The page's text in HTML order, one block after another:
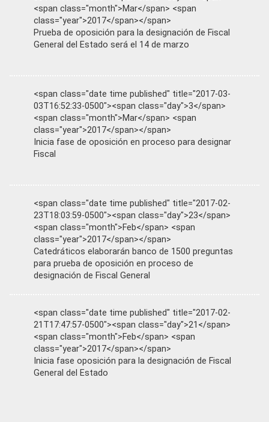
<span class="month">Mar</span> <span
class="year">2017</span></span>
Prueba de oposición para la designación de Fiscal
General del Estado será el 14 de marzo
<span class="date time published" title="2017-03-
03T16:52:33-0500"><span class="day">3</span>
<span class="month">Mar</span> <span
class="year">2017</span></span>
Inicia fase de oposición en proceso para designar
Fiscal
<span class="date time published" title="2017-02-
23T18:03:59-0500"><span class="day">23</span>
<span class="month">Feb</span> <span
class="year">2017</span></span>
Catedráticos elaborarán banco de 1500 preguntas
para prueba de oposición en proceso de
designación de Fiscal General
<span class="date time published" title="2017-02-
21T17:47:57-0500"><span class="day">21</span>
<span class="month">Feb</span> <span
class="year">2017</span></span>
Inicia fase oposición para la designación de Fiscal
General del Estado